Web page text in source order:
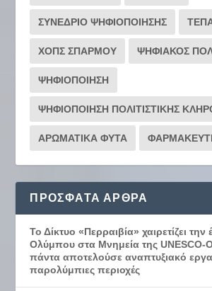
ΣΥΝΕΔΡΙΟ ΨΗΦΙΟΠΟΙΗΣΗΣ
ΧΟΠΣ ΣΠΑΡΜΟΥ ΨΗΦΙΑΚΟΣ
ΨΗΦΙΟΠΟΙΗΣΗ
ΨΗΦΙΟΠΟΙΗΣΗ ΠΟΛΙΤΙΣΤΙΚΗΣ
ΑΡΩΜΑΤΙΚΑ ΦΥΤΑ
ΠΡΌΣΦΑΤΑ ΆΡΘΡΑ
Το Δίκτυο «Περραιβία» χαιρετίζει την
Ολύμπου στα Μνημεία της
πάντα αποτελούσε αναπτυξιακό
παρολύμπιες περιοχές